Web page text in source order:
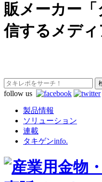
販メーカー
信するメディ
follow us
製品情報
ソリューション
連載
タキゲンinfo.